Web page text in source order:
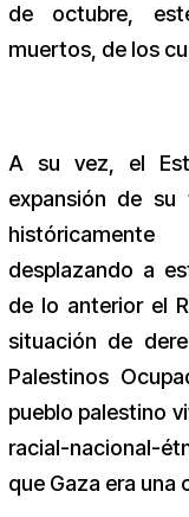
de octubre,
muertos, de los
A su vez, el
expansión de
desplazando a
de lo anterior el
situación de
Palestinos
pueblo palestino
racial-nacional-
que Gaza era una